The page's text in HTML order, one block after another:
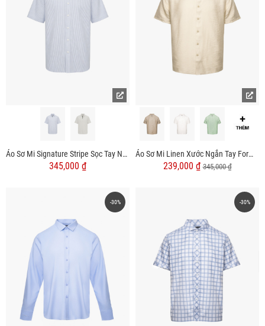
Áo Sơ Mi Signature Stripe Sọc Tay Ngắn Form Regular SM210
345,000 ₫
Áo Sơ Mi Linen Xước Ngắn Tay Form Regular SM203
239,000 ₫345,000 ₫
-30% -30%